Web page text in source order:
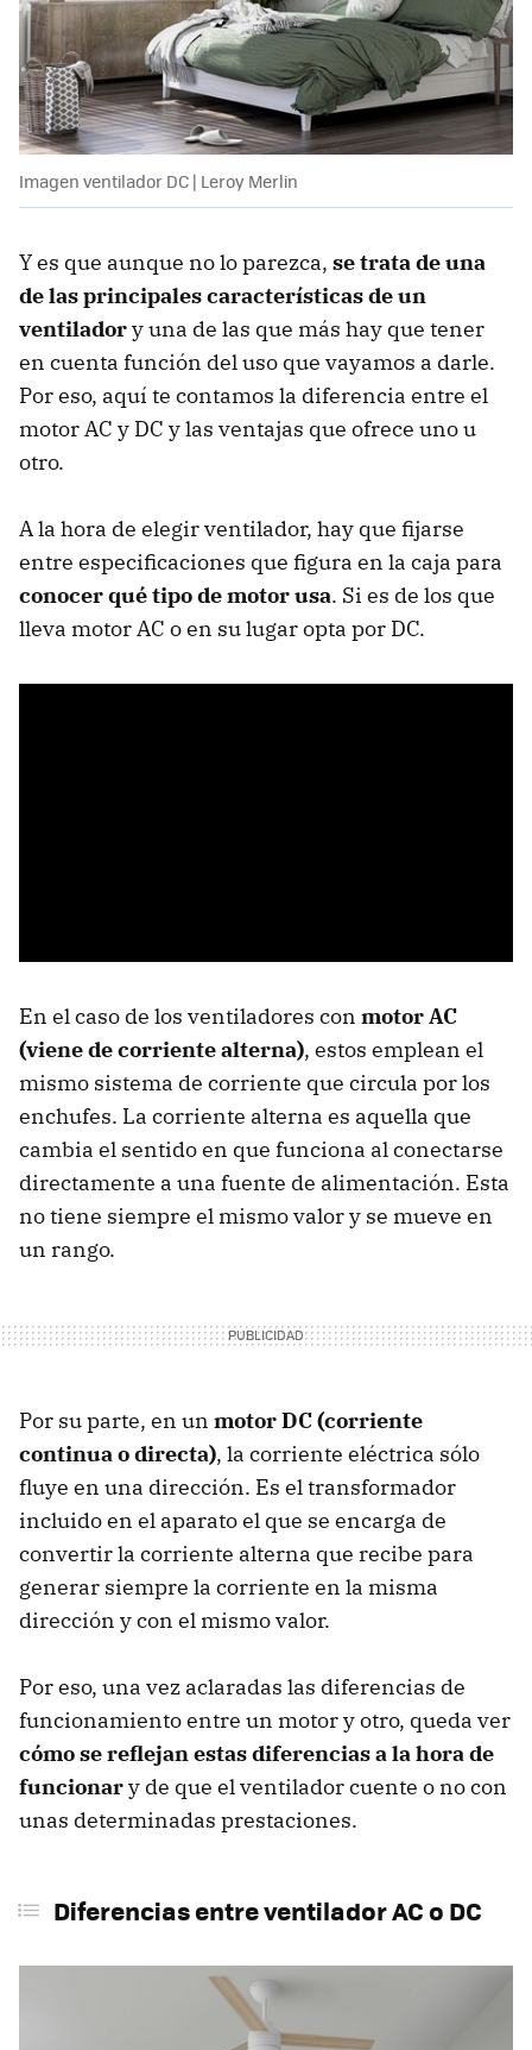
Imagen ventilador DC | Leroy Merlin
Y es que aunque no lo parezca, se trata de una
de las principales características de un
ventiladory una de las que más hay que tener
en cuenta función del uso que vayamos a darle.
Por eso, aquí te contamos la diferencia entre el
motor AC y DC y las ventajas que ofrece uno u
otro.
A la hora de elegir ventilador, hay que fijarse
entre especificaciones que figura en la caja para
conocer qué tipo de motor usa. Si es de los que
lleva motor AC o en su lugar opta por DC.
En el caso de los ventiladores con motor AC
(viene de corriente alterna), estos emplean el
mismo sistema de corriente que circula por los
enchufes. La corriente alterna es aquella que
cambia el sentido en que funciona al conectarse
directamente a una fuente de alimentación. Esta
no tiene siempre el mismo valor y se mueve en
un rango.
Por su parte, en un motor DC (corriente
continua o directa), la corriente eléctrica sólo
fluye en una dirección. Es el transformador
incluido en el aparato el que se encarga de
convertir la corriente alterna que recibe para
generar siempre la corriente en la misma
dirección y con el mismo valor.
Por eso, una vez aclaradas las diferencias de
funcionamiento entre un motor y otro, queda ver
cómo se reflejan estas diferencias a la hora de
funcionary de que el ventilador cuente o no con
unas determinadas prestaciones.
Diferencias entre ventilador AC o DC